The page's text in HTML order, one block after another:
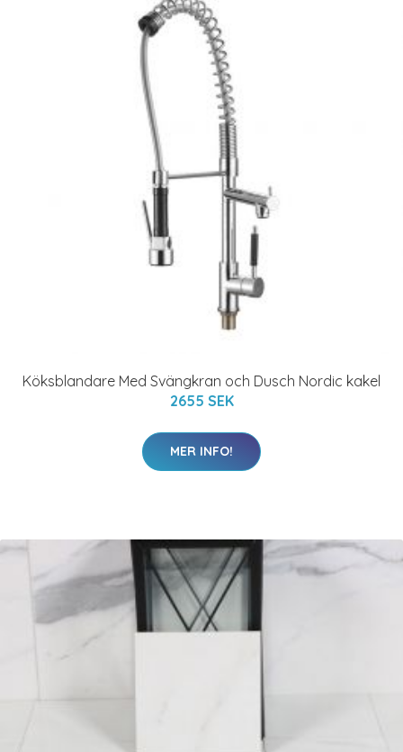
Köksblandare Med Svängkran och Dusch Nordic kakel
2655 SEK
MER INFO!